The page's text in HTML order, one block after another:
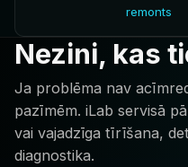
remonts
Nezini, kas
Ja problēma nav
pazīmēm. iLab servisā
vai vajadzīga tīrīšana,
diagnostika.